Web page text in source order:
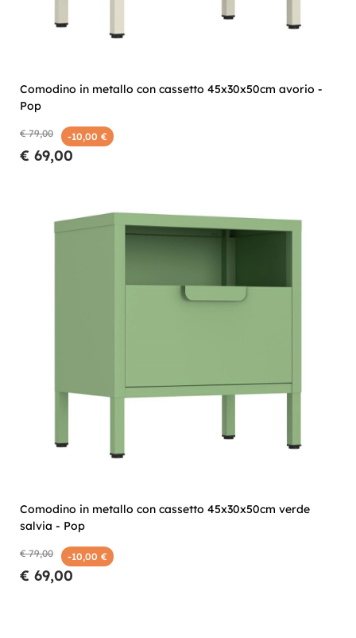
Comodino in metallo con cassetto 45x30x50cm avorio -
Pop
€ 79,00 -10,00 €
€ 69,00
Comodino in metallo con cassetto 45x30x50cm verde
salvia - Pop
€ 79,00 -10,00 €
€ 69,00